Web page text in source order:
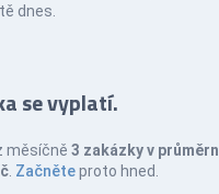
dnes.
se vyplatí.
měsíčně 3 zakázky v
Začněteproto hned.